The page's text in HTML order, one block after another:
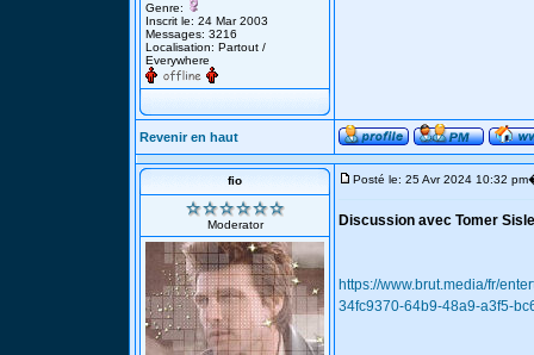
Genre:
Inscrit le: 24 Mar 2003
Messages: 3216
Localisation: Partout /
Everywhere
Revenir en haut
fio
Moderator
Posté le: 25 Avr 2024 10:32 pm
Discussion avec Tomer
https://www.brut.media/fr/
34fc9370-64b9-48a9-a3f5-